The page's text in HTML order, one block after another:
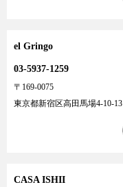
el Gringo
03-5937-1259
〒169-0075
東京都新宿区高田馬場4-10-13
CASA ISHII